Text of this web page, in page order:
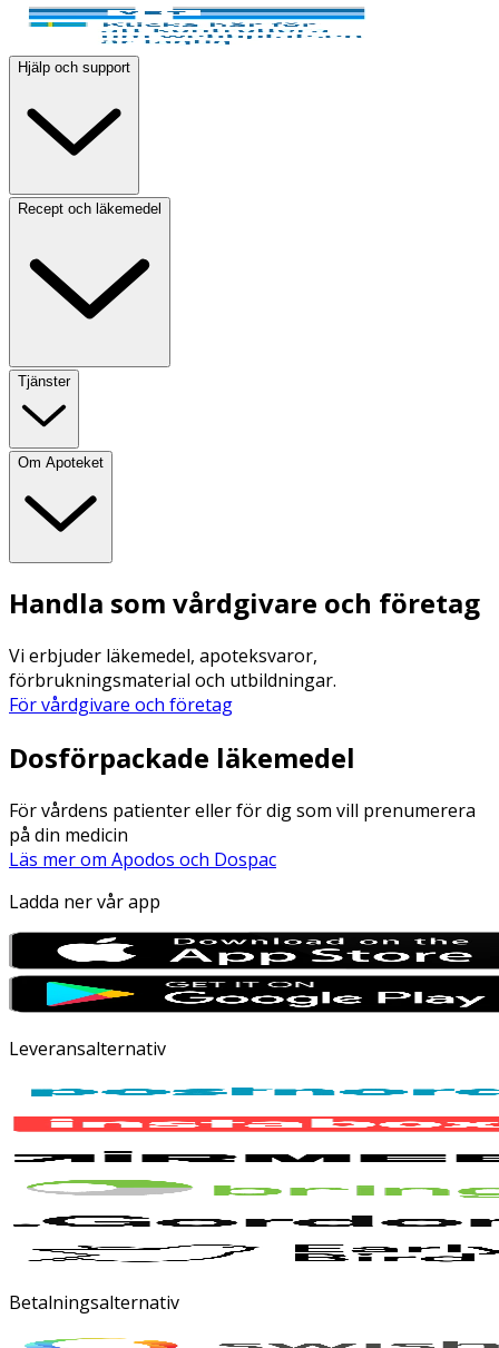
Hjälp och support
Recept och läkemedel
Tjänster
Om Apoteket
Handla som vårdgivare och företag
Vi erbjuder läkemedel, apoteksvaror,
förbrukningsmaterial och utbildningar.
För vårdgivare och företag
Dosförpackade läkemedel
För vårdens patienter eller för dig som vill prenumerera
på din medicin
Läs mer om Apodos och Dospac
Ladda ner vår app
Leveransalternativ
Betalningsalternativ